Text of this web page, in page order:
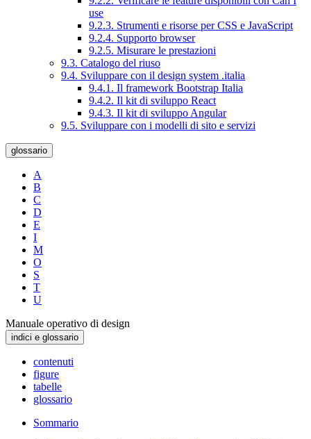
use
9.2.3. Strumenti e risorse per CSS e JavaScript
9.2.4. Supporto browser
9.2.5. Misurare le prestazioni
9.3. Catalogo del riuso
9.4. Sviluppare con il design system .italia
9.4.1. Il framework Bootstrap Italia
9.4.2. Il kit di sviluppo React
9.4.3. Il kit di sviluppo Angular
9.5. Sviluppare con i modelli di sito e servizi
glossario
A
B
C
D
E
I
M
O
S
T
U
Manuale operativo di design
indici e glossario
contenuti
figure
tabelle
glossario
Sommario